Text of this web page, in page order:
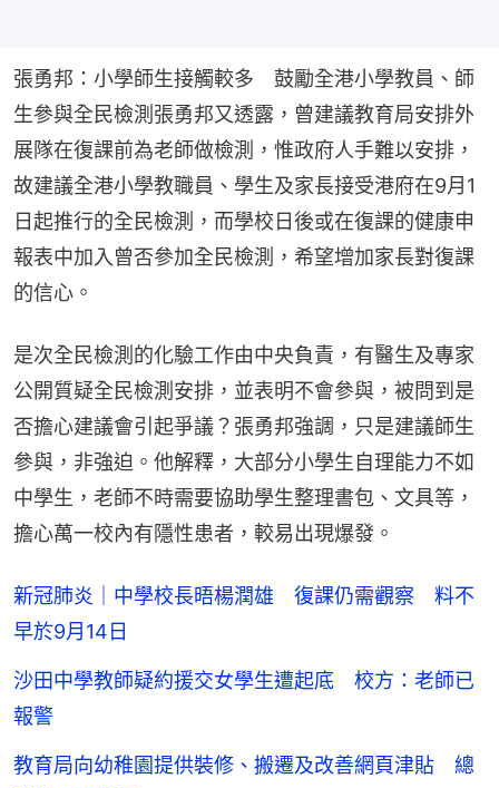
張勇邦：小學師生接觸較多　鼓勵全港小學教員、師
生參與全民檢測張勇邦又透露，曾建議教育局安排外
展隊在復課前為老師做檢測，惟政府人手難以安排，
故建議全港小學教職員、學生及家長接受港府在9月1
日起推行的全民檢測，而學校日後或在復課的健康申
報表中加入曾否參加全民檢測，希望增加家長對復課
的信心。
是次全民檢測的化驗工作由中央負責，有醫生及專家
公開質疑全民檢測安排，並表明不會參與，被問到是
否擔心建議會引起爭議？張勇邦強調，只是建議師生
參與，非強迫。他解釋，大部分小學生自理能力不如
中學生，老師不時需要協助學生整理書包、文具等，
擔心萬一校內有隱性患者，較易出現爆發。
新冠肺炎｜中學校長晤楊潤雄 復課仍需觀察 料不
早於9月14日
沙田中學教師疑約援交女學生遭起底 校方：老師已
報警
教育局向幼稚園提供裝修、搬遷及改善網頁津貼 總